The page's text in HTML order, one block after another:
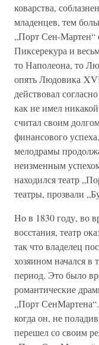
коварства,
младенцев, тем
„Порт Сен-Мартен“
Пиксерекура и
то Наполеона, то
опять Людовика
действовал
как не имел
считал своим
финансового
мелодрамы
неизменным
находился театр
театры, прозвали
Но в 1830 году, во
восстания, театр
так что владелец
хозяином начался в
период. Это было
романтические
„Порт
когда он, не
перешел со своим